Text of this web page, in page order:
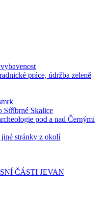
práce, údržba zeleně
Stříbrné Skalice
pod a nad Černými
jiné stránky z okolí
ČÁSTI JEVAN